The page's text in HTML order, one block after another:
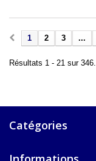
1 2 3 ...
Résultats 1 - 21 sur 346.
Catégories